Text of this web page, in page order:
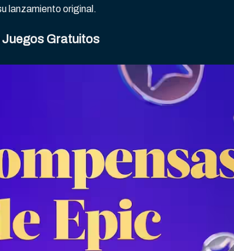
lanzamiento original.
Juegos Gratuitos